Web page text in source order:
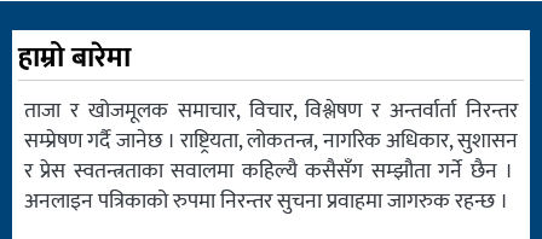
हाम्रो बारेमा
ताजा र खोजमूलक समाचार, विचार, विश्लेषण र अन्तर्वार्ता निरन्तर
सम्प्रेषण गर्दै जानेछ । राष्ट्रियता, लोकतन्त्र, नागरिक अधिकार, सुशासन
र प्रेस स्वतन्त्रताका सवालमा कहिल्यै कसैसँग सम्झौता गर्ने छैन ।
अनलाइन पत्रिकाको रुपमा निरन्तर सुचना प्रवाहमा जागरुक रहन्छ ।